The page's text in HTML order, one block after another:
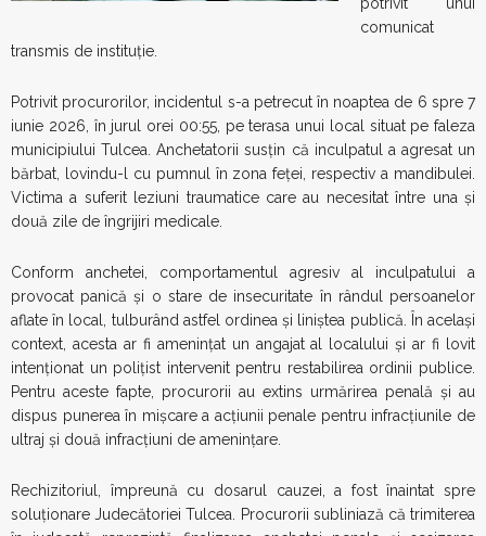
comunicat
transmis de instituție.
Potrivit procurorilor, incidentul s-a petrecut în noaptea de 6 spre 7
iunie 2026, în jurul orei 00:55, pe terasa unui local situat pe faleza
municipiului Tulcea. Anchetatorii susțin că inculpatul a agresat un
bărbat, lovindu-l cu pumnul în zona feței, respectiv a mandibulei.
Victima a suferit leziuni traumatice care au necesitat între una și
două zile de îngrijiri medicale.
Conform anchetei, comportamentul agresiv al inculpatului a
provocat panică și o stare de insecuritate în rândul persoanelor
aflate în local, tulburând astfel ordinea și liniștea publică. În același
context, acesta ar fi amenințat un angajat al localului și ar fi lovit
intenționat un polițist intervenit pentru restabilirea ordinii publice.
Pentru aceste fapte, procurorii au extins urmărirea penală și au
dispus punerea în mișcare a acțiunii penale pentru infracțiunile de
ultraj și două infracțiuni de amenințare.
Rechizitoriul, împreună cu dosarul cauzei, a fost înaintat spre
soluționare Judecătoriei Tulcea. Procurorii subliniază că trimiterea